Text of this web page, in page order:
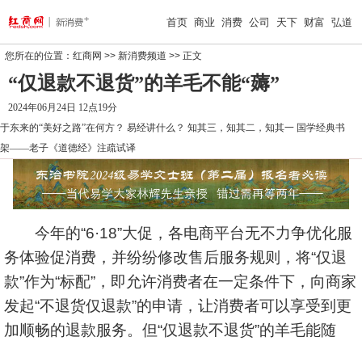
首页 商业 消费 公司 天下 财富 弘道
您所在的位置： 红商网 >> 新消费频道 >> 正文
“仅退款不退货”的羊毛不能“薅”
2024年06月24日 12点19分
于东来的“美好之路”在何方？ 易经讲什么？ 知其三，知其二，知其一 国学经典书
架——老子《道德经》注疏试译
今年的“6·18”大促，各电商平台无不力争优化服
务体验促消费，并纷纷修改售后服务规则，将“仅退
款”作为“标配”，即允许消费者在一定条件下，向商家
发起“不退货仅退款”的申请，让消费者可以享受到更
加顺畅的退款服务。但“仅退款不退货”的羊毛能随